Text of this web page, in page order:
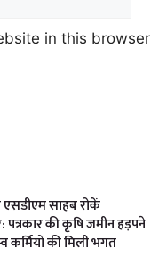
in this browser
एसडीएम साहब रोकें
पत्रकार की कृषि जमीन हड़पने
कर्मियों की मिली भगत